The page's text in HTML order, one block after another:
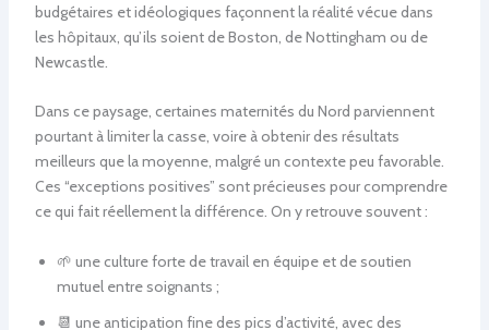
budgétaires et idéologiques façonnent la réalité vécue dans
les hôpitaux, qu’ils soient de Boston, de Nottingham ou de
Newcastle.
Dans ce paysage, certaines maternités du Nord parviennent
pourtant à limiter la casse, voire à obtenir des résultats
meilleurs que la moyenne, malgré un contexte peu favorable.
Ces “exceptions positives” sont précieuses pour comprendre
ce qui fait réellement la différence. On y retrouve souvent :
🌱 une culture forte de travail en équipe et de soutien
mutuel entre soignants ;
📆 une anticipation fine des pics d’activité, avec des